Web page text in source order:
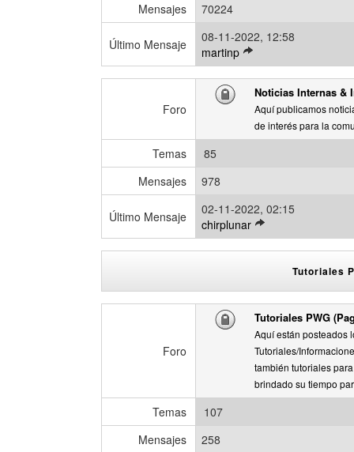
e
n
s
Mensajes
70224
Último Mensaje
08-11-2022, 12:58
martinp V
e
r
e
n
s
e
Foro
Noticias Internas &
Aquí publicamos
de interés para la
Temas
85
Mensajes
978
Último Mensaje
02-11-2022, 02:15
chirplunar V
e
r
t
i
m
o
m
e
n
Tutoriales
Foro
Tutoriales PWG
Aquí están posteados
Tutoriales/
también tutoriales
brindado su tiempo
Temas
107
Mensajes
258